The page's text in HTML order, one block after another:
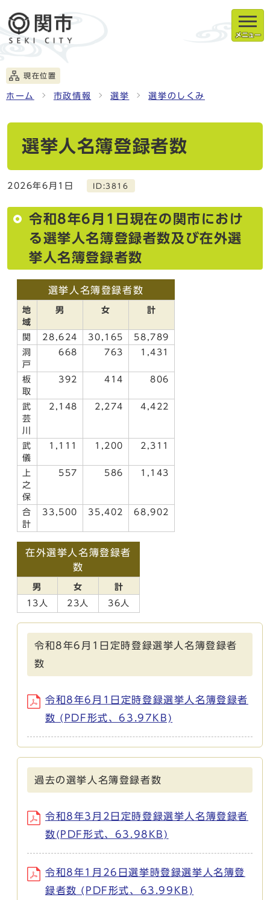
メニュー
現在位置
ホーム 市政情報 選挙 選挙のしくみ
選挙人名簿登録者数
2026年6月1日 ID:3816
令和8年6月1日現在の関市におけ
る選挙人名簿登録者数及び在外選
挙人名簿登録者数
選挙人名簿登録者数
地
域
男 女 計
関 28,624 30,165
58,789
洞
戸
668 763 1,431
板
取
392 414 806
武
芸
川
2,148 2,274 4,422
武
儀
1,111 1,200 2,311
上
之
保
557 586 1,143
合
計
33,500 35,402 68,902
在外選挙人名簿登録者
数
男 女
計
13人
23人 36人
令和8年6月1日定時登録選挙人名簿登録者
数
令和8年6月1日定時登録選挙人名簿登録者
数 (PDF形式、63.97KB)
過去の選挙人名簿登録者数
令和8年3月2日定時登録選挙人名簿登録者
数(PDF形式、63.98KB)
令和8年1月26日選挙時登録選挙人名簿登
録者数 (PDF形式、63.99KB)